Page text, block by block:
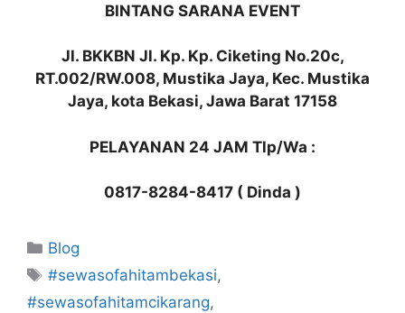
BINTANG SARANA EVENT
Jl. BKKBN Jl. Kp. Kp. Ciketing No.20c,
RT.002/RW.008, Mustika Jaya, Kec. Mustika
Jaya, kota Bekasi, Jawa Barat 17158
PELAYANAN 24 JAM Tlp/Wa :
0817-8284-8417 ( Dinda )
Kategori
Blog
Tag
#sewasofahitambekasi,
#sewasofahitamcikarang,